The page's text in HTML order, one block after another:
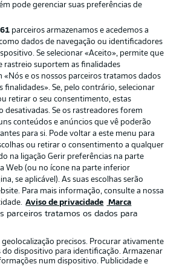
Avisos legais
Aviso de privacidade
Trabalhe conosco
Contato
pode gerenciar suas preferências de
61 parceiros armazenamos e acedemos a
dados de navegação ou identificadores
Se selecionar «Aceito», permite que
rastreio suportem as finalidades
«Nós e os nossos parceiros tratamos dados
finalidades». Se, pelo contrário, selecionar
retirar o seu consentimento, estas
desativadas. Se os rastreadores forem
conteúdos e anúncios que vê poderão
para si. Pode voltar a este menu para
ou retirar o consentimento a qualquer
na ligação Gerir preferências na parte
Web (ou no ícone na parte inferior
se aplicável). As suas escolhas serão
Para mais informação, consulte a nossa
Aviso de privacidade Marca
parceiros tratamos os dados para
geolocalização precisos. Procurar ativamente
do dispositivo para identificação. Armazenar
num dispositivo. Publicidade e